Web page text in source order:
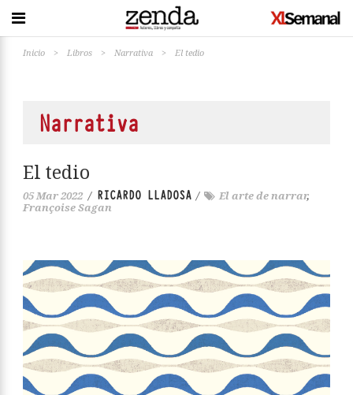
Inicio > Libros > Narrativa > El tedio
Narrativa
El tedio
05 Mar 2022 / RICARDO LLADOSA / El arte de narrar,
Françoise Sagan